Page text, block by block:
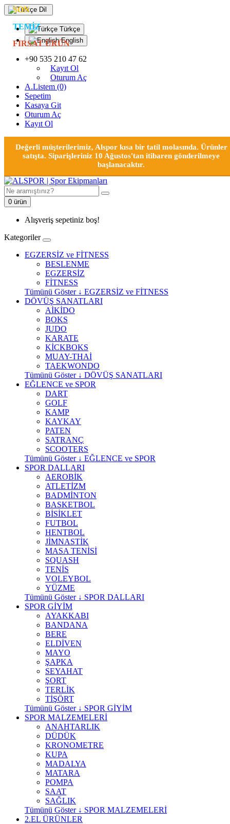
Dil
Türkçe
English
+90 535 210 47 62
Kayıt Ol
Oturum Aç
A.Listem (0)
Sepetim
Kasaya Git
Oturum Aç
Kayıt Ol
Değerli müşterilerimiz, Alspor kısa bir tatil molasında. Ürünler
satışta. Siparişleriniz 10 Ağustos'tan itibaren gönderilmeye
başlanacaktır.
0 ürün
Alışveriş sepetiniz boş!
Kategoriler
EGZERSİZ ve FİTNESS
BESLENME
EGZERSİZ
FİTNESS
Tümünü Göster ↓ EGZERSİZ ve FİTNESS
DÖVÜŞ SANATLARI
AİKİDO
BOKS
JUDO
KARATE
KİCKBOKS
MUAY-THAİ
TAEKWONDO
Tümünü Göster ↓ DÖVÜŞ SANATLARI
EĞLENCE ve SPOR
DART
GOLF
KAMP
KAYKAY
PATEN
SATRANÇ
SCOOTERS
Tümünü Göster ↓ EĞLENCE ve SPOR
SPOR DALLARI
AEROBİK
ATLETİZM
BADMİNTON
BASKETBOL
BİSİKLET
FUTBOL
HENTBOL
JİMNASTİK
MASA TENİSİ
SQUASH
TENİS
VOLEYBOL
YÜZME
Tümünü Göster ↓ SPOR DALLARI
SPOR GİYİM
AYAKKABI
BANDANA
BERE
ELDİVEN
MAYO
ŞAPKA
SEYAHAT
ŞORT
TERLİK
TİŞÖRT
Tümünü Göster ↓ SPOR GİYİM
SPOR MALZEMELERİ
ANAHTARLIK
DÜDÜK
KRONOMETRE
KUPA
MADALYA
MATARA
POMPA
SAAT
SAĞLIK
Tümünü Göster ↓ SPOR MALZEMELERİ
2.EL ÜRÜNLER
SON
TEMIZ
FIRSAT ÜRÜN